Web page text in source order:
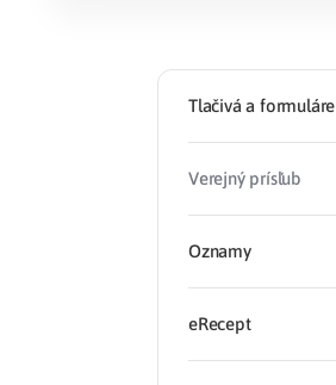
Tlačivá a formuláre
Verejný prísľub
Oznamy
eRecept